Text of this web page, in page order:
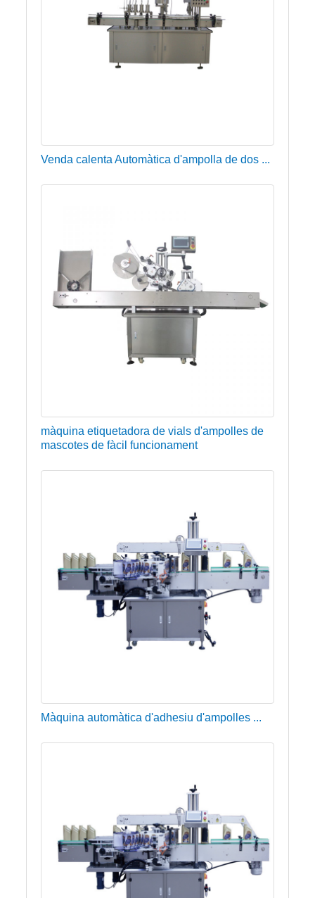
Venda calenta Automàtica d'ampolla de dos ...
màquina etiquetadora de vials d'ampolles de
mascotes de fàcil funcionament
Màquina automàtica d'adhesiu d'ampolles ...